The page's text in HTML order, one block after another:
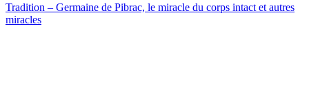
Tradition – Germaine de Pibrac, le miracle du corps intact et autres
miracles